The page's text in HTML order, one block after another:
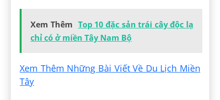
Xem Thêm Top 10 đặc sản trái cây độc lạ
chỉ có ở miền Tây Nam Bộ
Xem Thêm Những Bài Viết Về Du Lịch Miền
Tây